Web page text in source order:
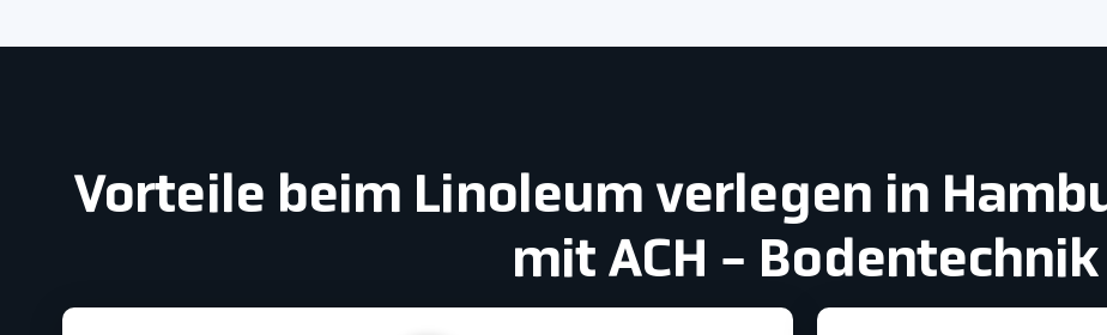
Vorteile beim Linoleum verlegen in
mit ACH - Bodentechnik